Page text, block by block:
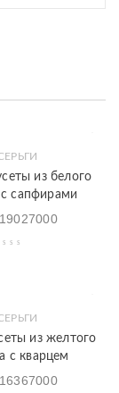
из белого
с сапфирами
из желтого
с кварцем